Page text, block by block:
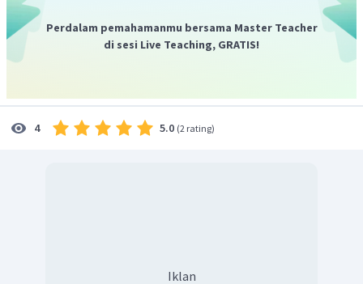
Jadi, jawaban yang benar adalah +3,17 volt.
Perdalam pemahamanmu bersama Master Teacher
di sesi Live Teaching, GRATIS!
4 5.0 (2 rating)
Iklan